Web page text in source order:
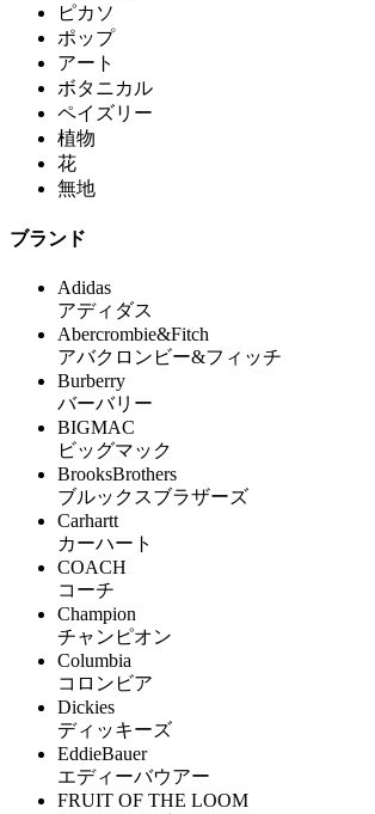
ピカソ
ポップ
アート
ボタニカル
ペイズリー
植物
花
無地
ブランド
Adidas
アディダス
Abercrombie&Fitch
アバクロンビー&フィッチ
Burberry
バーバリー
BIGMAC
ビッグマック
BrooksBrothers
ブルックスブラザーズ
Carhartt
カーハート
COACH
コーチ
Champion
チャンピオン
Columbia
コロンビア
Dickies
ディッキーズ
EddieBauer
エディーバウアー
FRUIT OF THE LOOM